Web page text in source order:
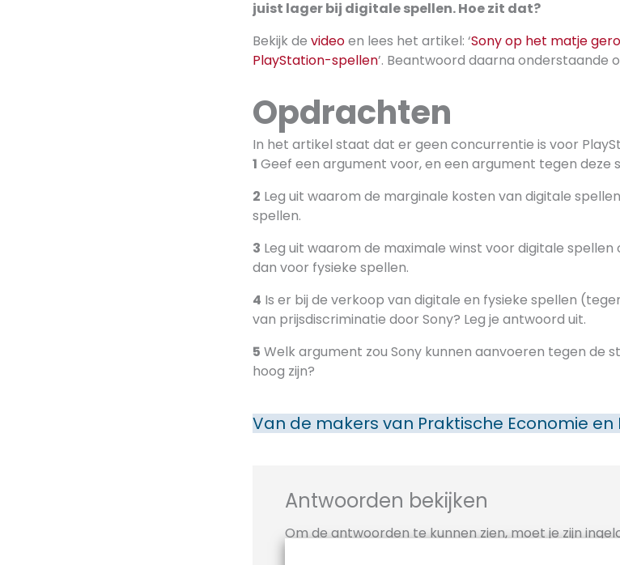
juist lager bij digitale spellen. Hoe zit dat?
Bekijk de videoen lees het artikel: ‘Sony op het matje
PlayStation-spellen’. Beantwoord daarna onderstaande
Opdrachten
In het artikel staat dat er geen concurrentie is voor
1 Geef een argument voor, en een argument tegen deze
2 Leg uit waarom de marginale kosten van digitale
spellen.
3 Leg uit waarom de maximale winst voor digitale
dan voor fysieke spellen.
4 Is er bij de verkoop van digitale en fysieke spellen
van prijsdiscriminatie door Sony? Leg je antwoord uit.
5 Welk argument zou Sony kunnen aanvoeren tegen de
hoog zijn?
Van de makers van Praktische Economie
Antwoorden bekijken
Om de antwoorden te kunnen zien, moet je zijn